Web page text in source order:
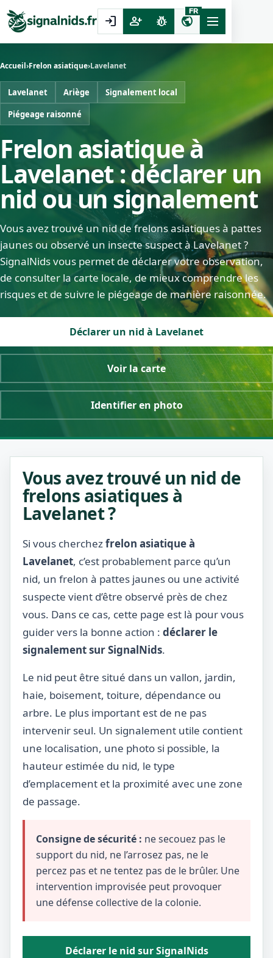
login person_add pest_control public
FR
Accueil›Frelon asiatique›Lavelanet
Lavelanet Ariège
Signalement local
Piégeage raisonné
Frelon asiatique à
Lavelanet : déclarer un
nid ou un signalement
Vous avez trouvé un nid de frelons asiatiques à pattes
jaunes ou observé un insecte suspect à Lavelanet ?
SignalNids vous permet de déclarer votre observation,
de consulter la carte locale, de mieux comprendre les
risques et de suivre le piégeage de manière raisonnée.
Déclarer un nid à Lavelanet
Voir la carte
Identifier en photo
Vous avez trouvé un nid de
frelons asiatiques à
Lavelanet ?
Si vous cherchezfrelon asiatique à
Lavelanet, c’est probablement parce qu’un
nid, un frelon à pattes jaunes ou une activité
suspecte vient d’être observé près de chez
vous. Dans ce cas, cette page est là pour vous
guider vers la bonne action : déclarer le
signalement sur SignalNids.
Le nid peut être situé dans un vallon, jardin,
haie, boisement, toiture, dépendance ou
arbre. Le plus important est de ne pas
intervenir seul. Un signalement utile contient
une localisation, une photo si possible, la
hauteur estimée du nid, le type
d’emplacement et la proximité avec une zone
de passage.
Consigne de sécurité : ne secouez pas le
support du nid, ne l’arrosez pas, ne le
percez pas et ne tentez pas de le brûler. Une
intervention improvisée peut provoquer
une défense collective de la colonie.
Déclarer le nid sur SignalNids